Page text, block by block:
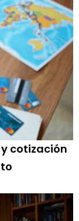
cotización